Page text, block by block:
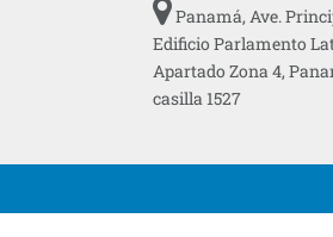
Panamá, Ave.
Edificio Parlamento
Apartado Zona 4,
casilla 1527